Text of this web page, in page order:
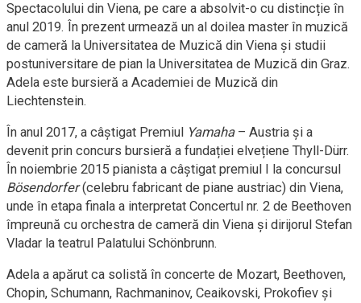
Spectacolului din Viena, pe care a absolvit-o cu distincție în
anul 2019. În prezent urmează un al doilea master în muzică
de cameră la Universitatea de Muzică din Viena și studii
postuniversitare de pian la Universitatea de Muzică din Graz.
Adela este bursieră a Academiei de Muzică din
Liechtenstein.
În anul 2017, a câștigat Premiul Yamaha– Austria și a
devenit prin concurs bursieră a fundației elvețiene Thyll-Dürr.
În noiembrie 2015 pianista a câştigat premiul I la concursul
Bösendorfer(celebru fabricant de piane austriac) din Viena,
unde în etapa finala a interpretat Concertul nr. 2 de Beethoven
împreună cu orchestra de cameră din Viena și dirijorul Stefan
Vladar la teatrul Palatului Schönbrunn.
Adela a apărut ca solistă în concerte de Mozart, Beethoven,
Chopin, Schumann, Rachmaninov, Ceaikovski, Prokofiev și